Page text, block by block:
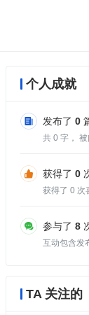
个人成就
发布了 0
共 0 字，
获得了 0
获得了 0 次
参与了 8
互动包含发
TA 关注的